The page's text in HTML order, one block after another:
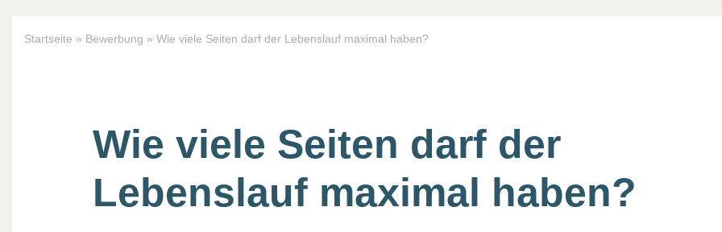
Startseite » Bewerbung » Wie viele Seiten darf der Lebenslauf maximal haben?
Wie viele Seiten darf der
Lebenslauf maximal haben?